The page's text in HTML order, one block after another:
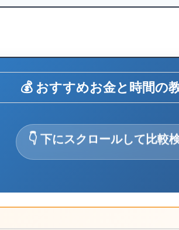
💰 おすすめお金と時間の
👇 下にスクロールして比較